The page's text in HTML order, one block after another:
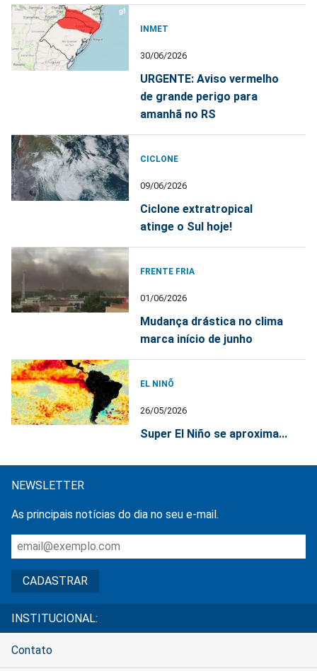
INMET
30/06/2026
URGENTE: Aviso vermelho
de grande perigo para
amanhã no RS
CICLONE
09/06/2026
Ciclone extratropical
atinge o Sul hoje!
FRENTE FRIA
01/06/2026
Mudança drástica no clima
marca início de junho
EL NINÕ
26/05/2026
Super El Niño se aproxima...
NEWSLETTER
As principais notícias do dia no seu e-mail.
INSTITUCIONAL:
Contato